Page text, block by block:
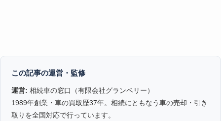
この記事の運営・監修
運営: 相続車の窓口（有限会社グランベリー）
1989年創業・車の買取歴37年。相続にともなう車の売却・引き
取りを全国対応で行っています。